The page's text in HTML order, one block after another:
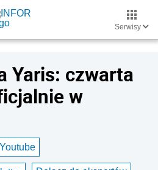
Serwisy
Yaris: czwarta
w